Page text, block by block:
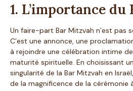
1. L’importance
Un faire-part Bar Mitzvah n’est pas
C’est une annonce, une
à rejoindre une célébration intime
maturité spirituelle. En choisissant
singularité de la Bar Mitzvah en
de la magnificence de la cérémonie